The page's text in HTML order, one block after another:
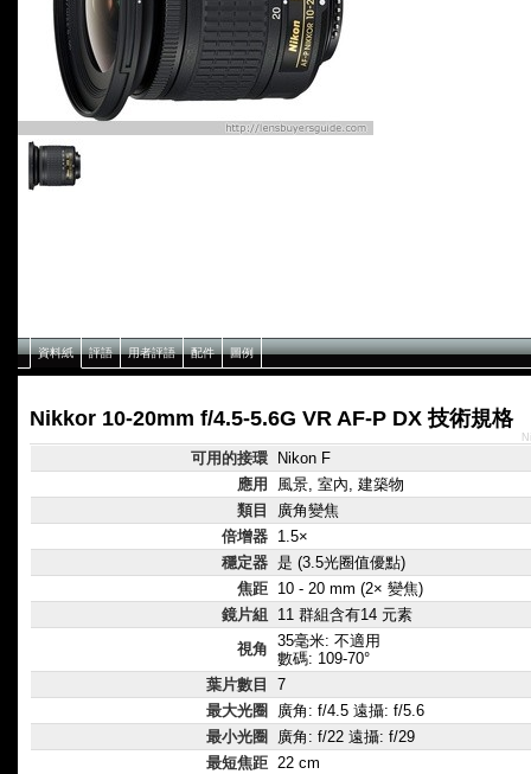
資料紙 評語 用者評語 配件 圖例
Nikkor 10-20mm f/4.5-5.6G VR AF-P DX 技術規格
可用的接環
Nikon F
應用
風景, 室內, 建築物
類目
廣角變焦
倍增器 1.5×
穩定器 是 (3.5光圈值優點)
焦距 10 - 20 mm (2× 變焦)
鏡片組
11 群組含有14 元素
視角 35毫米: 不適用
數碼: 109-70°
葉片數目
7
最大光圈
廣角: f/4.5 遠攝: f/5.6
最小光圈
廣角: f/22 遠攝: f/29
最短焦距 22 cm